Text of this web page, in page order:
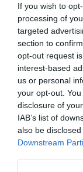
If you wish to
processing of
targeted
section to
opt-out request
interest-based
us or personal
your opt-out.
disclosure of
IAB’s list of
also be
Downstream
VIDEO
ΕΞΟΠΛΙΣΜΟΣ
ΘΕΣΣΑΛΟΝΙΚΗ
BOAT & FISHING
συρτής ή το
Η Haswing
ένα βήµα
δυνατότητα
διάφοροι
τη λαγουδέρα.
µπορούµε
ηλεκτρικό
πόδια µας!
Η σύγχρονη